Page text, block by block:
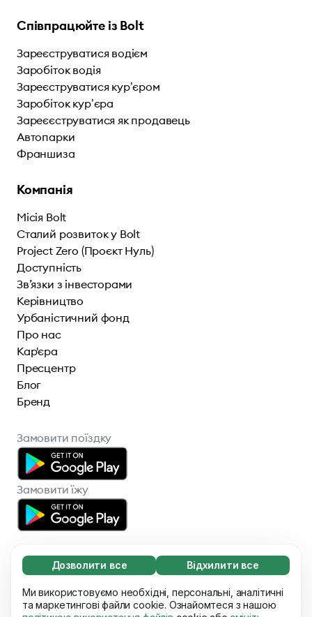
Обов'язкові (65)
Ці файли необхідні для того, щоб ви могли
переміщатися по сайту і використовувати
Дізнатися більше
Дозволити все Відхилити все
Ми використовуємо необхідні, персональні, аналітичні
та маркетингові файли cookie. Ознайомтеся з нашою
Співпрацюйте із Bolt
Зареєструватися водієм
Заробіток водія
Зареєструватися курʼєром
Заробіток курʼєра
Зареєєструватися як продавець
Автопарки
Франшиза
Компанія
Місія Bolt
Сталий розвиток у Bolt
Project Zero (Проєкт Нуль)
Доступність
Зв’язки з інвесторами
Керівництво
Урбаністичний фонд
Про нас
Кар'єра
Пресцентр
Блог
Бренд
Замовити поїздку
Замовити їжу
© 2026 Bolt Technology OÜ